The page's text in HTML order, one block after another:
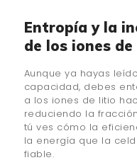
Entropía y la
de los iones
Aunque ya hayas
capacidad, debes
a los iones de litio
reduciendo la
tú ves cómo la
la energía que la
fiable.